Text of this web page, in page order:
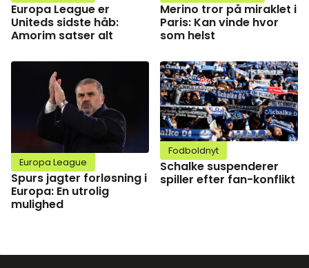
Europa League er
Uniteds sidste håb:
Amorim satser alt
Merino tror på miraklet i
Paris: Kan vinde hvor
som helst
Europa League
Spurs jagter forløsning i
Europa: En utrolig
mulighed
Fodboldnyt
Schalke suspenderer
spiller efter fan-konflikt